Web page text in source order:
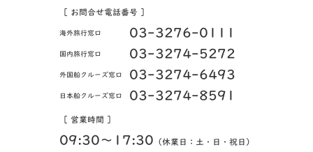
［ お問合せ電話番号 ］
海外旅行窓口 03-3276-0111
国内旅行窓口 03-3274-5272
外国船クルーズ窓口 03-3274-6493
日本船クルーズ窓口 03-3274-8591
［ 営業時間 ］
09:30〜17:30 （休業日：土・日・祝日）